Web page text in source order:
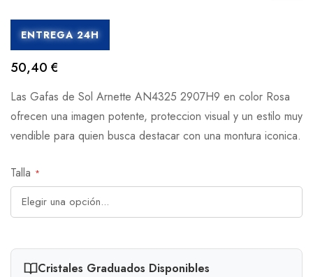
ENTREGA 24H
50,40 €
Las Gafas de Sol Arnette AN4325 2907H9 en color Rosa
ofrecen una imagen potente, proteccion visual y un estilo muy
vendible para quien busca destacar con una montura iconica.
Talla
Cristales Graduados Disponibles